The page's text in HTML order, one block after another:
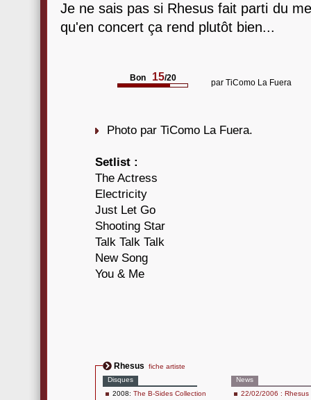
Je ne sais pas si Rhesus fait parti du
qu'en concert ça rend plutôt bien...
Bon 15/20 par TiComo La Fuera
Photo par TiComo La Fuera.
Setlist :
The Actress
Electricity
Just Let Go
Shooting Star
Talk Talk Talk
New Song
You & Me
Rhesus
fiche artiste
Disques
2008: The B-Sides Collection
News
22/02/2006 : Rhesus